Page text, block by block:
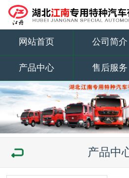
网站首页 公司简介
产品中心 售后服务
产品中